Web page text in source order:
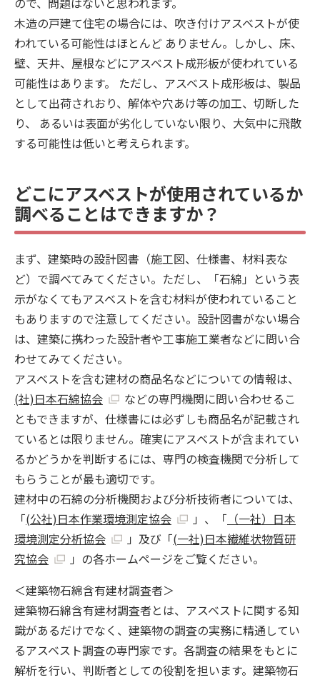
木造の戸建て住宅の場合には、吹き付けアスベストが使
われている可能性はほとんど ありません。しかし、床、
壁、天井、屋根などにアスベスト成形板が使われている
可能性はあります。 ただし、アスベスト成形板は、製品
として出荷されおり、解体や穴あけ等の加工、切断した
り、 あるいは表面が劣化していない限り、大気中に飛散
する可能性は低いと考えられます。
どこにアスベストが使用されているか
調べることはできますか？
まず、建築時の設計図書（施工図、仕様書、材料表な
ど）で調べてみてください。ただし、「石綿」という表
示がなくてもアスベストを含む材料が使われていること
もありますので注意してください。設計図書がない場合
は、建築に携わった設計者や工事施工業者などに問い合
わせてみてください。
アスベストを含む建材の商品名などについての情報は、
(社)日本石綿協会
などの専門機関に問い合わせるこ
ともできますが、仕様書には必ずしも商品名が記載され
ているとは限りません。確実にアスベストが含まれてい
るかどうかを判断するには、専門の検査機関で分析して
もらうことが最も適切です。
建材中の石綿の分析機関および分析技術者については、
「(公社)日本作業環境測定協会 」、「 （一社）日本
環境測定分析協会
」及び「(一社)日本繊維状物質研
究協会
」の各ホームページをご覧ください。
＜建築物石綿含有建材調査者＞
建築物石綿含有建材調査者とは、アスベストに関する知
識があるだけでなく、建築物の調査の実務に精通してい
るアスベスト調査の専門家です。各調査の結果をもとに
解析を行い、判断者としての役割を担います。建築物石